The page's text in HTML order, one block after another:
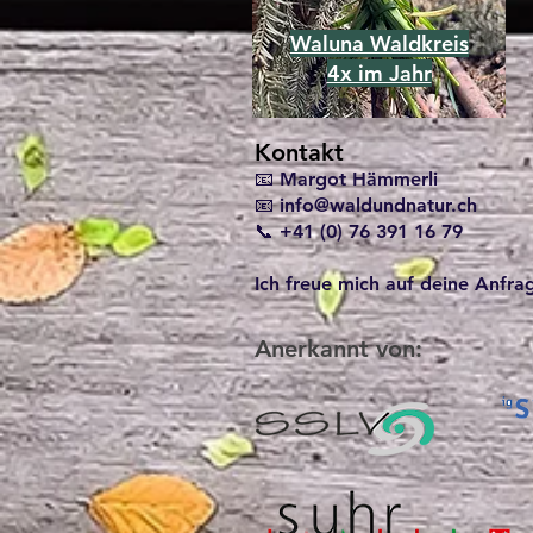
Waluna Waldkreis
4x im Jahr
Kontakt
📧 Margot Hämmerli
📧info@waldundnatur.ch
📞 +41 (0) 76 391 16 79
Ich freue mich auf deine
Anerkannt von: